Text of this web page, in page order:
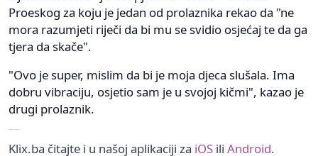
Proeskog za koju je jedan od prolaznika rekao da "ne
mora razumjeti riječi da bi mu se svidio osjećaj te da ga
tjera da skače".
"Ovo je super, mislim da bi je moja djeca slušala. Ima
dobru vibraciju, osjetio sam je u svojoj kičmi", kazao je
drugi prolaznik.
Klix.ba čitajte i u našoj aplikaciji za iOS ili Android.